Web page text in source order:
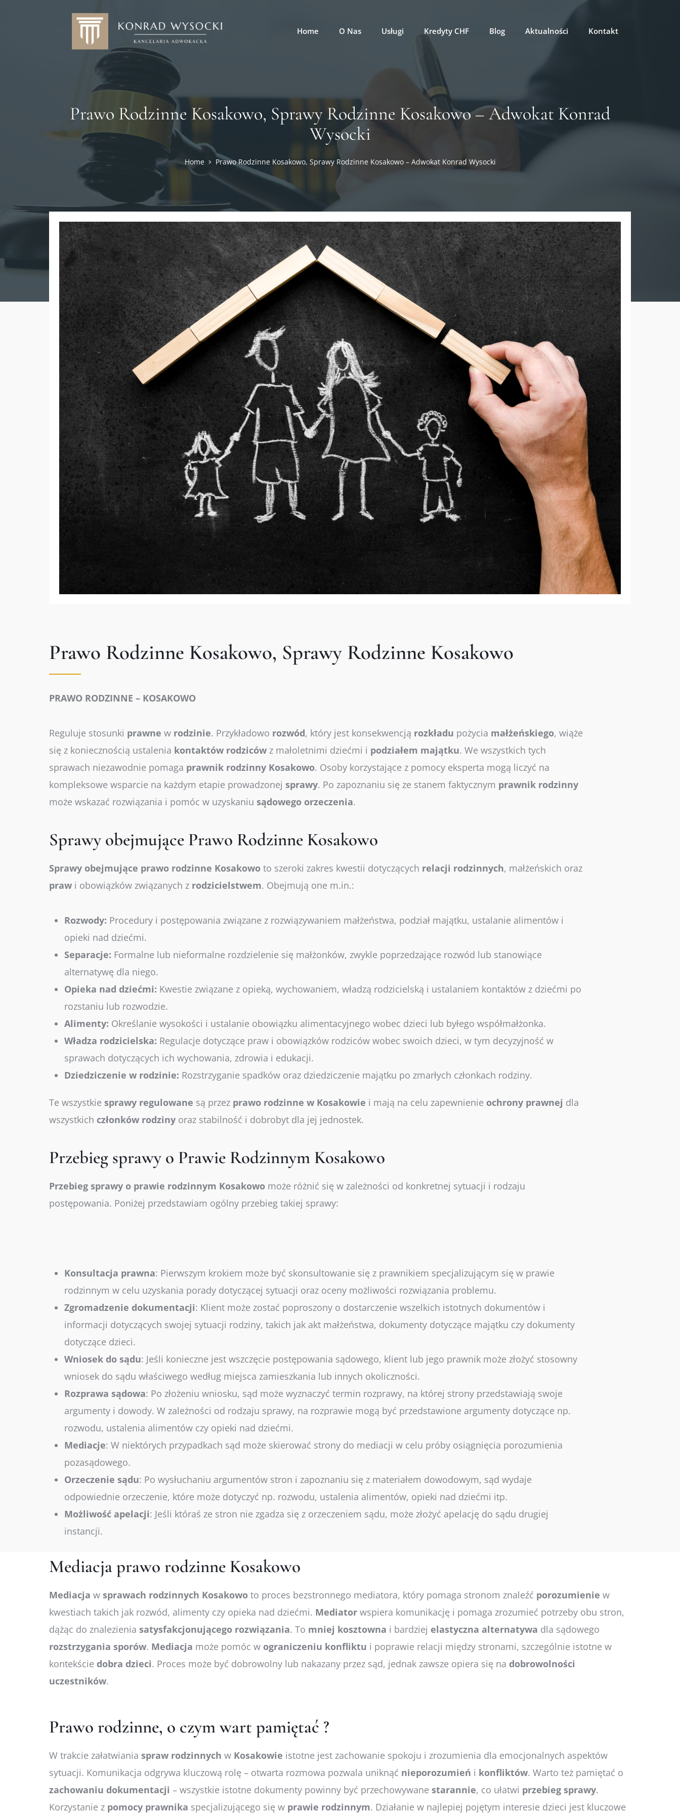
Home O Nas Usługi Kredyty CHF Blog Aktualności Kontakt
Prawo Rodzinne Kosakowo, Sprawy Rodzinne Kosakowo – Adwokat Konrad
Wysocki
Home Prawo Rodzinne Kosakowo, Sprawy Rodzinne Kosakowo – Adwokat Konrad Wysocki
Prawo Rodzinne Kosakowo, Sprawy Rodzinne Kosakowo
PRAWO RODZINNE – KOSAKOWO
Reguluje stosunki prawne w rodzinie. Przykładowo rozwód, który jest konsekwencją rozkładu pożycia małżeńskiego, wiąże
się z koniecznością ustalenia kontaktów rodziców z małoletnimi dziećmi i podziałem majątku. We wszystkich tych
sprawach niezawodnie pomaga prawnik rodzinny Kosakowo. Osoby korzystające z pomocy eksperta mogą liczyć na
kompleksowe wsparcie na każdym etapie prowadzonej sprawy. Po zapoznaniu się ze stanem faktycznym prawnik rodzinny
może wskazać rozwiązania i pomóc w uzyskaniu sądowego orzeczenia.
Sprawy obejmujące Prawo Rodzinne Kosakowo
Sprawy obejmujące prawo rodzinne Kosakowo to szeroki zakres kwestii dotyczących relacji rodzinnych, małżeńskich oraz
praw i obowiązków związanych z rodzicielstwem. Obejmują one m.in.:
Rozwody: Procedury i postępowania związane z rozwiązywaniem małżeństwa, podział majątku, ustalanie alimentów i
opieki nad dziećmi.
Separacje: Formalne lub nieformalne rozdzielenie się małżonków, zwykle poprzedzające rozwód lub stanowiące
alternatywę dla niego.
Opieka nad dziećmi: Kwestie związane z opieką, wychowaniem, władzą rodzicielską i ustalaniem kontaktów z dziećmi po
rozstaniu lub rozwodzie.
Alimenty: Określanie wysokości i ustalanie obowiązku alimentacyjnego wobec dzieci lub byłego współmałżonka.
Władza rodzicielska: Regulacje dotyczące praw i obowiązków rodziców wobec swoich dzieci, w tym decyzyjność w
sprawach dotyczących ich wychowania, zdrowia i edukacji.
Dziedziczenie w rodzinie: Rozstrzyganie spadków oraz dziedziczenie majątku po zmarłych członkach rodziny.
Te wszystkie sprawy regulowane są przez prawo rodzinne w Kosakowie i mają na celu zapewnienie ochrony prawnej dla
wszystkich członków rodziny oraz stabilność i dobrobyt dla jej jednostek.
Przebieg sprawy o Prawie Rodzinnym Kosakowo
Przebieg sprawy o prawie rodzinnym Kosakowo może różnić się w zależności od konkretnej sytuacji i rodzaju
postępowania. Poniżej przedstawiam ogólny przebieg takiej sprawy:
Konsultacja prawna: Pierwszym krokiem może być skonsultowanie się z prawnikiem specjalizującym się w prawie
rodzinnym w celu uzyskania porady dotyczącej sytuacji oraz oceny możliwości rozwiązania problemu.
Zgromadzenie dokumentacji: Klient może zostać poproszony o dostarczenie wszelkich istotnych dokumentów i
informacji dotyczących swojej sytuacji rodziny, takich jak akt małżeństwa, dokumenty dotyczące majątku czy dokumenty
dotyczące dzieci.
Wniosek do sądu: Jeśli konieczne jest wszczęcie postępowania sądowego, klient lub jego prawnik może złożyć stosowny
wniosek do sądu właściwego według miejsca zamieszkania lub innych okoliczności.
Rozprawa sądowa: Po złożeniu wniosku, sąd może wyznaczyć termin rozprawy, na której strony przedstawiają swoje
argumenty i dowody. W zależności od rodzaju sprawy, na rozprawie mogą być przedstawione argumenty dotyczące np.
rozwodu, ustalenia alimentów czy opieki nad dziećmi.
Mediacje: W niektórych przypadkach sąd może skierować strony do mediacji w celu próby osiągnięcia porozumienia
pozasądowego.
Orzeczenie sądu: Po wysłuchaniu argumentów stron i zapoznaniu się z materiałem dowodowym, sąd wydaje
odpowiednie orzeczenie, które może dotyczyć np. rozwodu, ustalenia alimentów, opieki nad dziećmi itp.
Możliwość apelacji: Jeśli któraś ze stron nie zgadza się z orzeczeniem sądu, może złożyć apelację do sądu drugiej
instancji.
Mediacja prawo rodzinne Kosakowo
Mediacja w sprawach rodzinnych Kosakowo to proces bezstronnego mediatora, który pomaga stronom znaleźć porozumienie w
kwestiach takich jak rozwód, alimenty czy opieka nad dziećmi. Mediator wspiera komunikację i pomaga zrozumieć potrzeby obu stron,
dążąc do znalezienia satysfakcjonującego rozwiązania. To mniej kosztowna i bardziej elastyczna alternatywa dla sądowego
rozstrzygania sporów. Mediacja może pomóc w ograniczeniu konfliktu i poprawie relacji między stronami, szczególnie istotne w
kontekście dobra dzieci. Proces może być dobrowolny lub nakazany przez sąd, jednak zawsze opiera się na dobrowolności
uczestników.
Prawo rodzinne, o czym wart pamiętać ?
W trakcie załatwiania spraw rodzinnych w Kosakowie istotne jest zachowanie spokoju i zrozumienia dla emocjonalnych aspektów
sytuacji. Komunikacja odgrywa kluczową rolę – otwarta rozmowa pozwala uniknąć nieporozumień i konfliktów. Warto też pamiętać o
zachowaniu dokumentacji – wszystkie istotne dokumenty powinny być przechowywane starannie, co ułatwi przebieg sprawy.
Korzystanie z pomocy prawnika specjalizującego się w prawie rodzinnym. Działanie w najlepiej pojętym interesie dzieci jest kluczowe